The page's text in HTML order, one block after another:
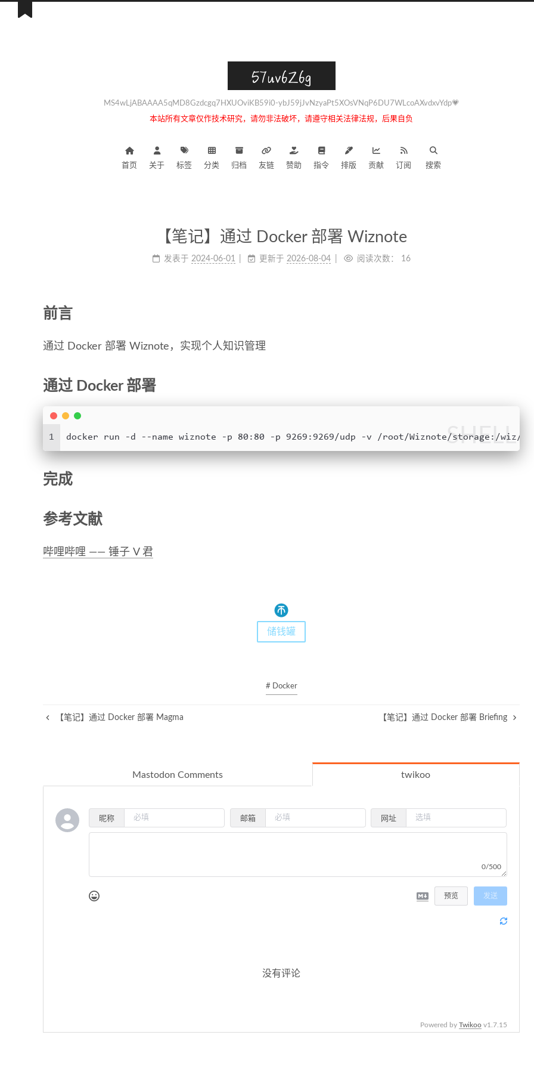
57uv6Z6g
MS4wLjABAAAA5qMD8Gzdcgq7HXUOviKB59i0-ybJ59jJvNzyaPt5XOsVNqP6DU7WLcoAXvdxvYdp💗
本站所有文章仅作技术研究，请勿非法破坏，请遵守相关法律法规，后果自负
首页 关于 标签 分类 归档 友链 赞助 指令 排版 贡献 订阅 搜索
【笔记】通过 Docker 部署 Wiznote
发表于 2024-06-01 更新于 2026-08-04 阅读次数： 16
前言
通过 Docker 部署 Wiznote，实现个人知识管理
通过 Docker 部署
SHELL
1 docker run -d --name wiznote -p 80:80 -p 9269:9269/udp -v /root/Wiznote/storage:/wiz/
完成
参考文献
哔哩哔哩 —— 锤子 V 君
储钱罐
# Docker
【笔记】通过 Docker 部署 Magma 【笔记】通过 Docker 部署 Briefing
Mastodon Comments twikoo
昵称 邮箱 网址
0/500
预览 发送
没有评论
Powered by Twikoo v1.7.15